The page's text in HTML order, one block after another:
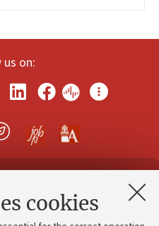
cookies
on:
e-mail (PEC)
divisions